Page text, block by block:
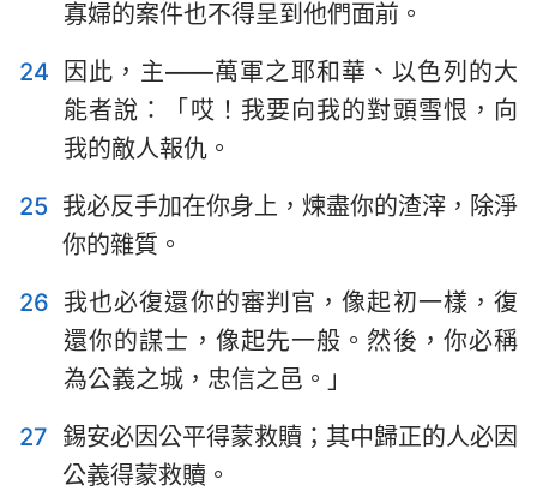
寡婦的案件也不得呈到他們面前。
24
因此，主——萬軍之耶和華、以色列的大
能者說：「哎！我要向我的對頭雪恨，向
我的敵人報仇。
25 我必反手加在你身上，煉盡你的渣滓，除淨
你的雜質。
26 我也必復還你的審判官，像起初一樣，復
還你的謀士，像起先一般。然後，你必稱
為公義之城，忠信之邑。」
27 錫安必因公平得蒙救贖；其中歸正的人必因
公義得蒙救贖。